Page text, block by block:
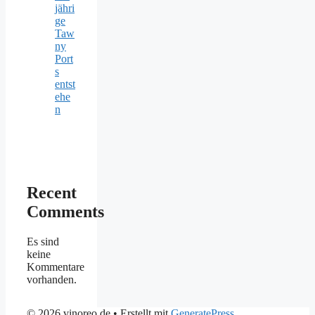
jähri
ge
Taw
ny
Port
s
entst
ehe
n
Recent
Comments
Es sind
keine
Kommentare
vorhanden.